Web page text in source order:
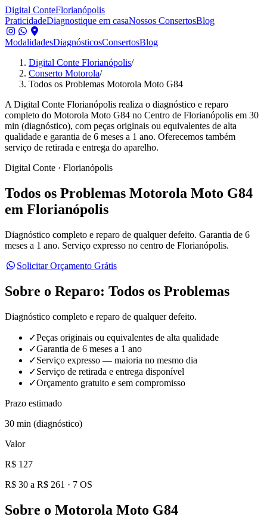
Digital ConteFlorianópolis
PraticidadeDiagnostique em casaNossos ConsertosBlog
ModalidadesDiagnósticosConsertosBlog
Digital Conte Florianópolis/
Conserto Motorola/
Todos os Problemas Motorola Moto G84
A Digital Conte Florianópolis realiza o diagnóstico e reparo
completo do Motorola Moto G84 no Centro de Florianópolis em 30
min (diagnóstico), com peças originais ou equivalentes de alta
qualidade e garantia de 6 meses a 1 ano. Oferecemos também
serviço de retirada e entrega do aparelho.
Digital Conte · Florianópolis
Todos os Problemas Motorola Moto G84
em Florianópolis
Diagnóstico completo e reparo de qualquer defeito. Garantia de 6
meses a 1 ano. Serviço expresso no centro de Florianópolis.
Solicitar Orçamento Grátis
Sobre o Reparo: Todos os Problemas
Diagnóstico completo e reparo de qualquer defeito.
✓Peças originais ou equivalentes de alta qualidade
✓Garantia de 6 meses a 1 ano
✓Serviço expresso — maioria no mesmo dia
✓Serviço de retirada e entrega disponível
✓Orçamento gratuito e sem compromisso
Prazo estimado
30 min (diagnóstico)
Valor
R$ 127
R$ 30 a R$ 261 · 7 OS
Sobre o Motorola Moto G84